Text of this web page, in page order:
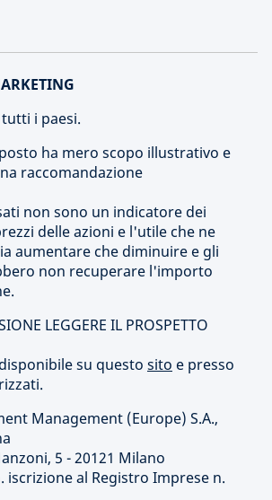
i paesi.
ha mero scopo illustrativo e
raccomandazione
non sono un indicatore dei
delle azioni e l'utile che ne
aumentare che diminuire e gli
non recuperare l'importo
LEGGERE IL PROSPETTO
su questo sito e presso
Management (Europe) S.A.,
5 - 20121 Milano
iscrizione al Registro Imprese n.